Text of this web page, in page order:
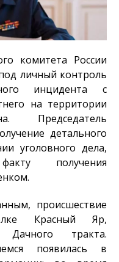
комитета России
личный контроль
инцидента с
на территории
Председатель
детального
уголовного дела,
получения
происшествие
Красный Яр,
Дачного тракта.
появилась в